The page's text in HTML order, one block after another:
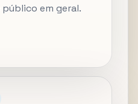
público em geral.